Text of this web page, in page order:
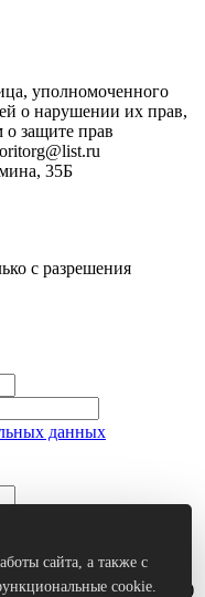
уполномоченного
о нарушении их прав,
о защите прав
35Б
с разрешения
данных
данных
поиск(тестовый режим)
сайта, а также с
cookie.